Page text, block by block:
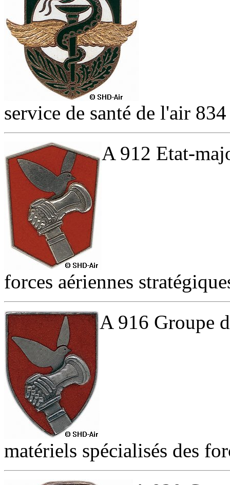
service de santé de l'air
A 912 Etat-
forces aériennes
A 916 Groupe
matériels spécialisés des